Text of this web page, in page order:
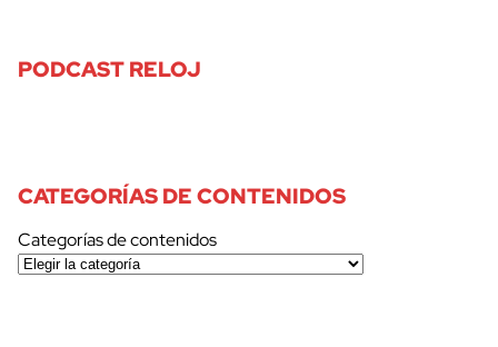
PODCAST RELOJ
CATEGORÍAS DE CONTENIDOS
Categorías de contenidos